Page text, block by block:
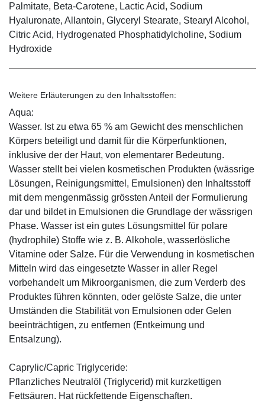
Palmitate, Beta-Carotene, Lactic Acid, Sodium
Hyaluronate, Allantoin, Glyceryl Stearate, Stearyl Alcohol,
Citric Acid, Hydrogenated Phosphatidylcholine, Sodium
Hydroxide
Weitere Erläuterungen zu den Inhaltsstoffen:
Aqua:
Wasser. Ist zu etwa 65 % am Gewicht des menschlichen
Körpers beteiligt und damit für die Körperfunktionen,
inklusive der der Haut, von elementarer Bedeutung.
Wasser stellt bei vielen kosmetischen Produkten (wässrige
Lösungen, Reinigungsmittel, Emulsionen) den Inhaltsstoff
mit dem mengenmässig grössten Anteil der Formulierung
dar und bildet in Emulsionen die Grundlage der wässrigen
Phase. Wasser ist ein gutes Lösungsmittel für polare
(hydrophile) Stoffe wie z. B. Alkohole, wasserlösliche
Vitamine oder Salze. Für die Verwendung in kosmetischen
Mitteln wird das eingesetzte Wasser in aller Regel
vorbehandelt um Mikroorganismen, die zum Verderb des
Produktes führen könnten, oder gelöste Salze, die unter
Umständen die Stabilität von Emulsionen oder Gelen
beeinträchtigen, zu entfernen (Entkeimung und
Entsalzung).
Caprylic/Capric Triglyceride:
Pflanzliches Neutralöl (Triglycerid) mit kurzkettigen
Fettsäuren. Hat rückfettende Eigenschaften.